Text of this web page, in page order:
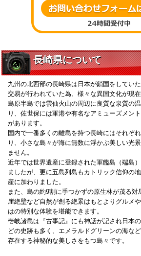
長崎県について
九州の北西部の長崎県は日本が鎖国をしてい
交易が行われていた為、様々な異国文化が現
島原半島では雲仙火山の周辺に良質な泉質の
り、佐世保には軍港や有名なアミューズメン
があります。
国内で一番多くの離島を持つ長崎にはそれぞ
り、小さな島々が海に無数に浮かぶ美しい光
ません。
近年では世界遺産に登録された軍艦島（端島
ましたが、更に五島列島もカトリック信仰の
産に加わりました。
また、島の約9割に手つかずの原生林が茂る
崖絶壁など自然が創る絶景はもとよりグルメ
はの特別な体験を堪能できます。
壱岐諸島は『古事記』にも神話が記され日本
どの史跡も多く、エメラルドグリーンの海な
存在する神秘的な美しさをもつ島々です。